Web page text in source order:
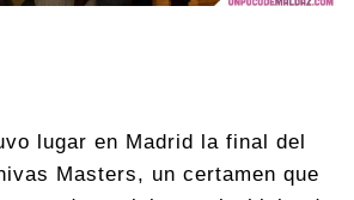
lugar en Madrid la final del
Masters, un certamen que